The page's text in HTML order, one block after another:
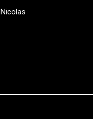
Nicolas